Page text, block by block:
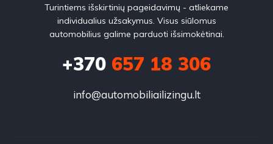
Turintiems išskirtinių pageidavimų - atliekame
individualius užsakymus. Visus siūlomus
automobilius galime parduoti išsimokėtinai.
+370 657 18 306
info@automobiliailizingu.lt